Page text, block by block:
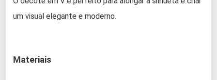
um visual elegante e moderno.
Materiais